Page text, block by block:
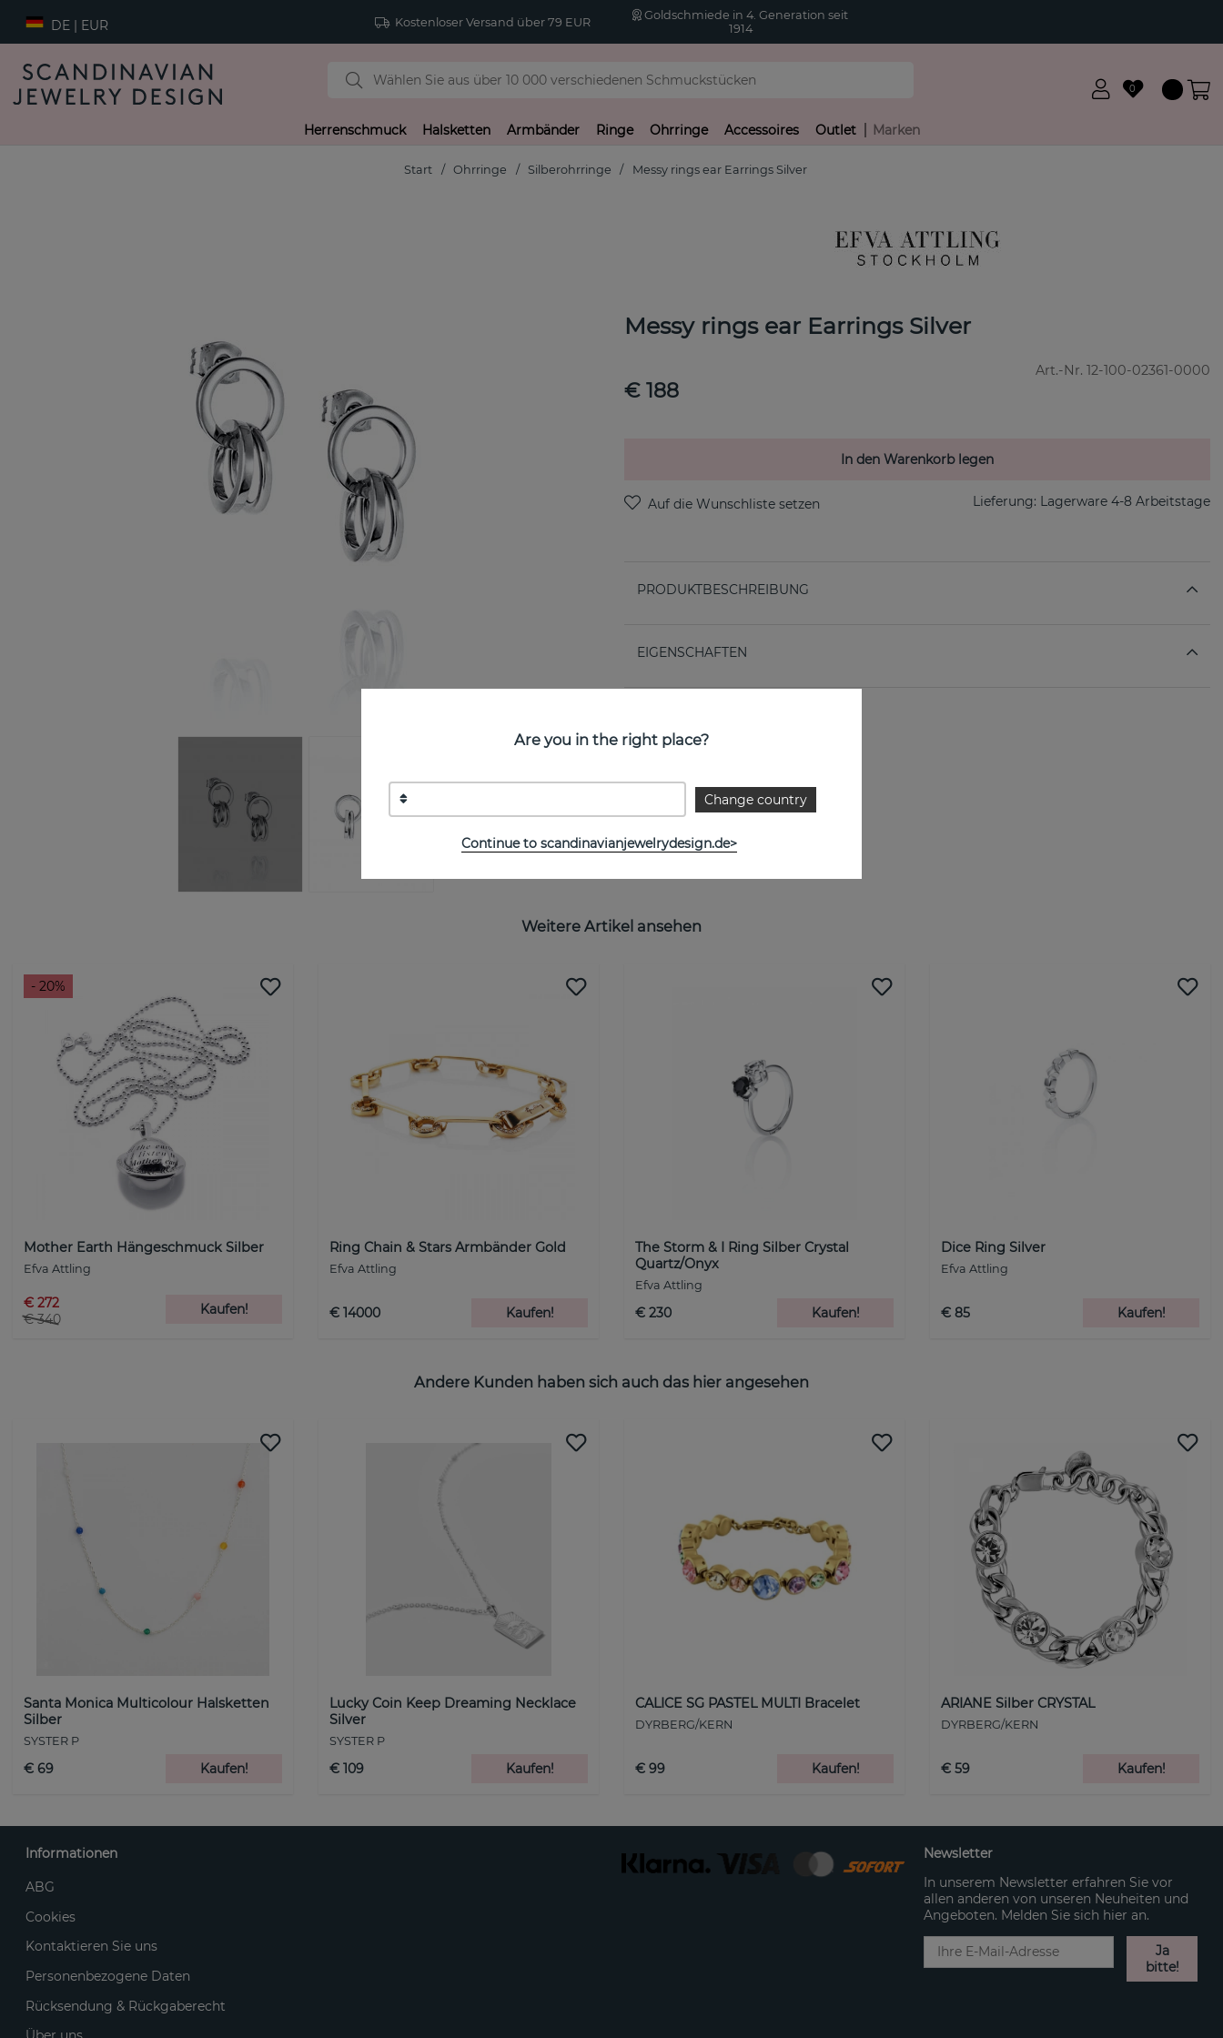
DE | EUR Kostenloser Versand über 79 EUR
Goldschmiede in 4. Generation seit
1914
0
Herrenschmuck Halsketten Armbänder Ringe Ohrringe Accessoires Outlet Marken
Start Ohrringe Silberohrringe Messy rings ear Earrings Silver
Messy rings ear Earrings Silver
Art.-Nr. 12-100-02361-0000
€ 188
In den Warenkorb legen
Lieferung: Lagerware 4-8 Arbeitstage
PRODUKTBESCHREIBUNG
EIGENSCHAFTEN
Weitere Artikel ansehen
- 20%
Mother Earth Hängeschmuck Silber
Efva Attling
€ 272
€ 340
Kaufen!
Ring Chain & Stars Armbänder Gold
Efva Attling
€ 14000 Kaufen!
The Storm & I Ring Silber Crystal
Quartz/Onyx
Efva Attling
€ 230 Kaufen!
Dice Ring Silver
Efva Attling
€ 85 Kaufen!
Andere Kunden haben sich auch das hier angesehen
Santa Monica Multicolour Halsketten
Silber
SYSTER P
€ 69 Kaufen!
Lucky Coin Keep Dreaming Necklace
Silver
SYSTER P
€ 109 Kaufen!
CALICE SG PASTEL MULTI Bracelet
DYRBERG/KERN
€ 99 Kaufen!
ARIANE Silber CRYSTAL
DYRBERG/KERN
€ 59 Kaufen!
Are you in the right place?
Change country
Continue to scandinavianjewelrydesign.de>
Informationen
ABG
Cookies
Kontaktieren Sie uns
Personenbezogene Daten
Rücksendung & Rückgaberecht
Newsletter
In unserem Newsletter erfahren Sie vor
allen anderen von unseren Neuheiten und
Angeboten. Melden Sie sich hier an.
Ja
bitte!